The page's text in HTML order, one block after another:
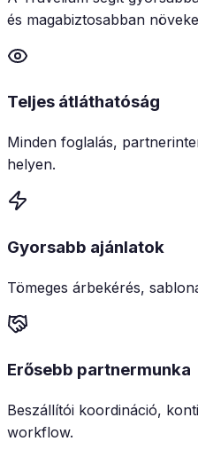
és magabiztosabban
Teljes átláthatóság
Minden foglalás,
helyen.
Gyorsabb ajánlatok
Tömeges árbekérés,
Erősebb partnermunka
Beszállítói koordináció,
workflow.